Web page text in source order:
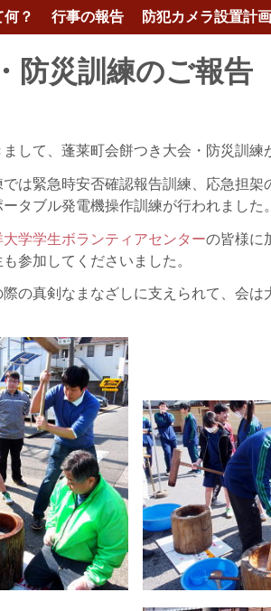
？ 行事の報告 防犯カメラ設置計画
災訓練のご報告
して、蓬莱町会餅つき大会・防災訓練
は緊急時安否確認報告訓練、応急担架
タブル発電機操作訓練が行われました。
学学生ボランティアセンターの皆様に
参加してくださいました。
の真剣なまなざしに支えられて、会は